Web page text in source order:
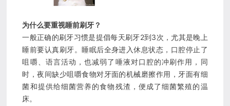
为什么要重视睡前刷牙？
一般正确的刷牙习惯是提倡每天刷牙2到3次，尤其是晚上
睡前要认真刷牙。睡眠后全身进入休息状态，口腔停止了
咀嚼、语言活动，也减弱了唾液对口腔的冲刷作用，同
时，夜间缺少咀嚼食物对牙面的机械磨擦作用，牙面有细
菌和提供给细菌营养的食物残渣，便成了细菌繁殖的温
床。